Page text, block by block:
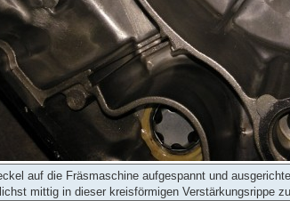
auf die Fräsmaschine aufgespannt und
mittig in dieser kreisförmigen Verstärkungsrippe